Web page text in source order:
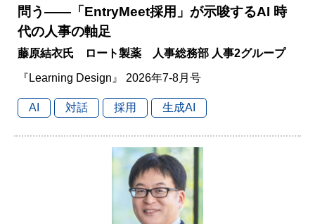
問う――「EntryMeet採用」が示唆するAI 時
代の人事の軸足
藤原結衣氏 ロート製薬 人事総務部 人事2グループ
『Learning Design』 2026年7-8月号
AI 対話 採用 生成AI